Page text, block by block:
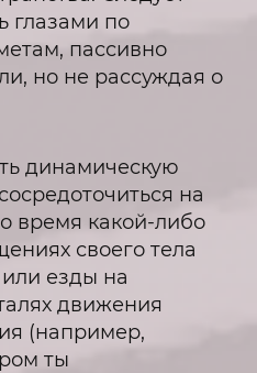
глазами по
пассивно
но не рассуждая о
динамическую
на
время какой-либо
своего тела
езды на
движения
(например,
ты